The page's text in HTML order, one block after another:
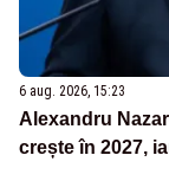
6 aug. 2026, 15:23
Alexandru
crește în 2027,